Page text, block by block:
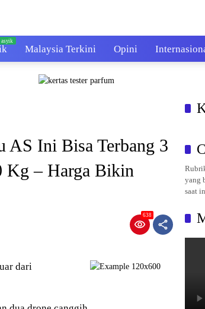
Malaysia Terkini Opini
Ini Bisa Terbang 3
Kg – Harga Bikin
638
dari
yang
saat